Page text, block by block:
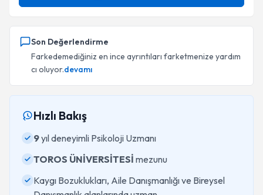
Son Değerlendirme
Farkedemediğiniz en ince ayrıntıları farketmenize yardım
cı oluyor.devamı
Hızlı Bakış
9yıl deneyimli Psikoloji Uzmanı
TOROS ÜNİVERSİTESİ mezunu
Kaygı Bozuklukları, Aile Danışmanlığı ve Bireysel